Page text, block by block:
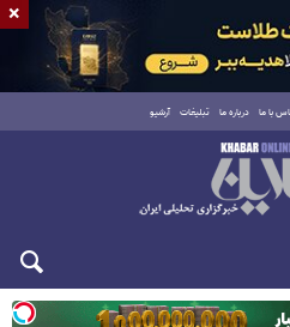
با ما درباره ما تبلیغات آرشیو
×